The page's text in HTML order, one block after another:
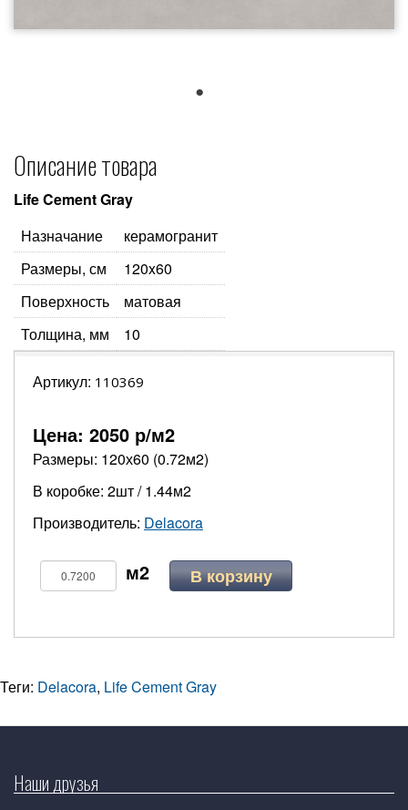
Описание товара
Life Cement Gray
Назначание
керамогранит
Размеры, см
120x60
Поверхность
матовая
Толщина, мм
10
Артикул: 110369
Цена: 2050 р/м2
Размеры: 120х60 (0.72м2)
В коробке: 2шт / 1.44м2
Производитель: Delacora
В корзину
Теги: Delacora, Life Cement Gray
Наши друзья